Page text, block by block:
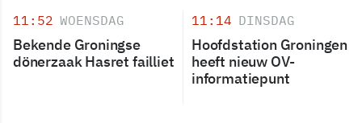
11:52 WOENSDAG
Bekende Groningse
dönerzaak Hasret failliet
11:14 DINSDAG
Hoofdstation Groningen
heeft nieuw OV-
informatiepunt